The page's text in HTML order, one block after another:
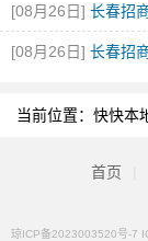
赛事展会门票
[08月26日] 长春招
系咨询电话
[08月26日] 长春招
当前位置： 快快本
首页
琼ICP备2023003520号-7